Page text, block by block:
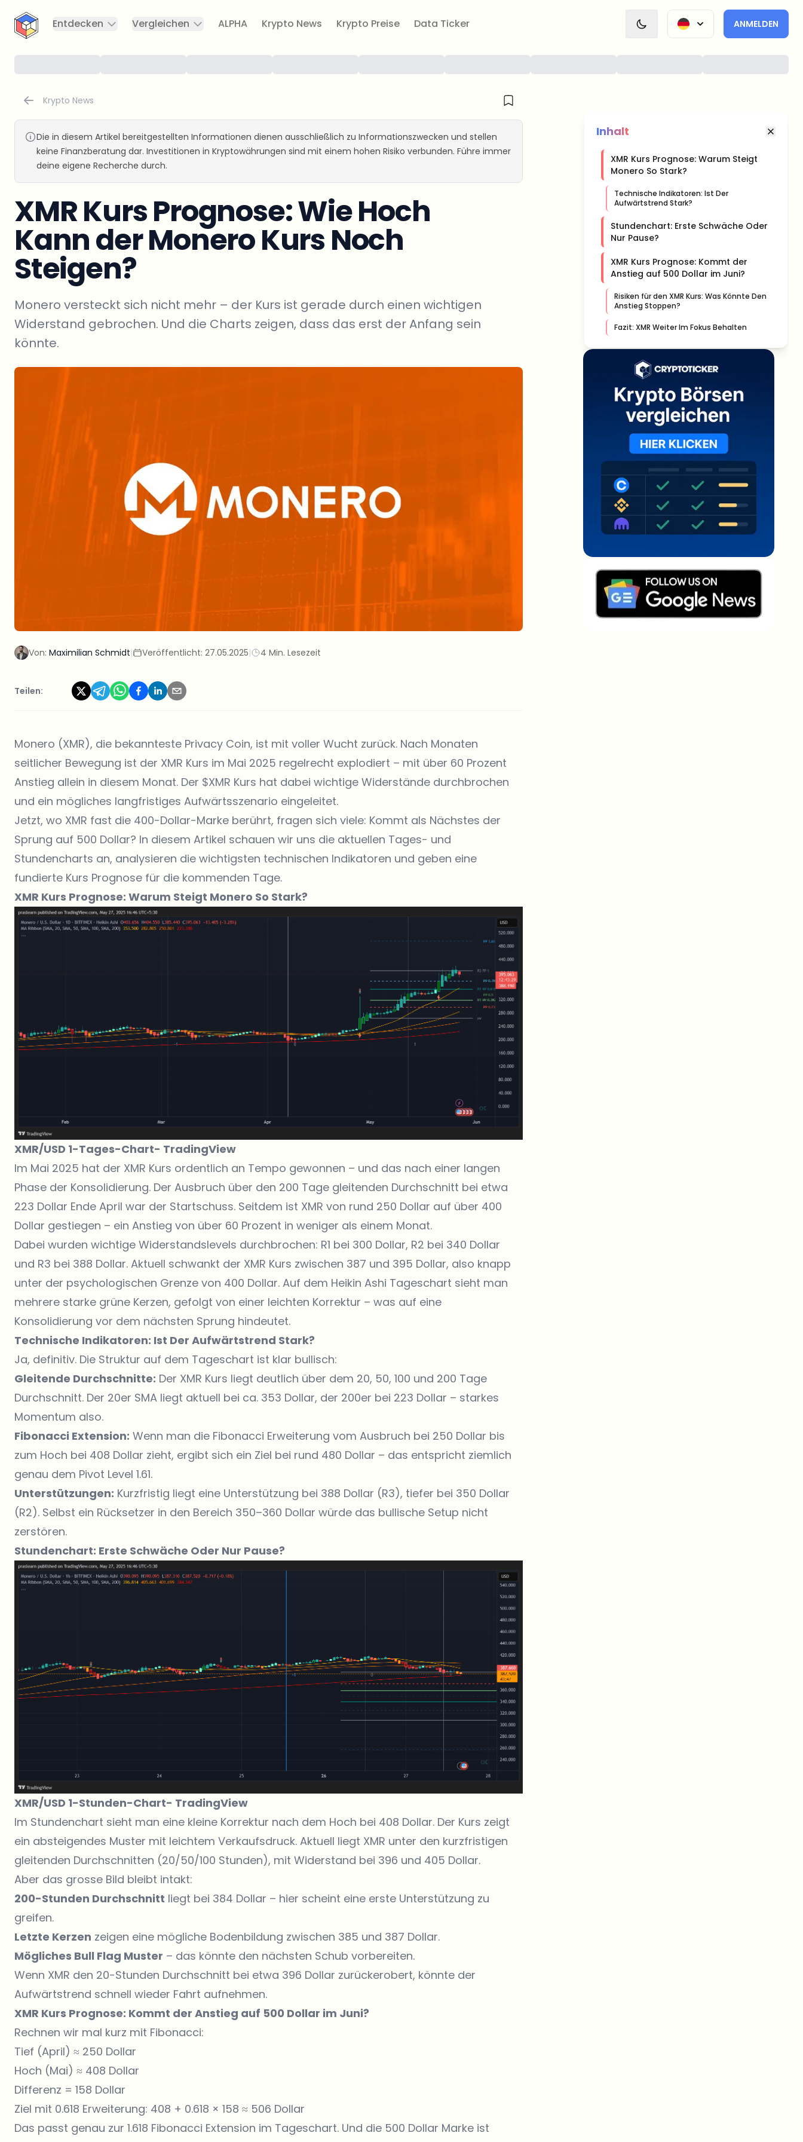
CryptoTicker
Entdecken
Vergleichen ALPHA Krypto News Krypto Preise Data Ticker ANMELDEN
Krypto News
Die in diesem Artikel bereitgestellten Informationen dienen ausschließlich zu Informationszwecken und stellen
keine Finanzberatung dar. Investitionen in Kryptowährungen sind mit einem hohen Risiko verbunden. Führe immer
deine eigene Recherche durch.
XMR Kurs Prognose: Wie Hoch
Kann der Monero Kurs Noch
Steigen?
Monero versteckt sich nicht mehr – der Kurs ist gerade durch einen wichtigen
Widerstand gebrochen. Und die Charts zeigen, dass das erst der Anfang sein
könnte.
Von: Maximilian Schmidt| Veröffentlicht: 27.05.2025| 4 Min. Lesezeit
Teilen:
Inhalt
XMR Kurs Prognose: Warum Steigt
Monero So Stark?
Technische Indikatoren: Ist Der
Aufwärtstrend Stark?
Stundenchart: Erste Schwäche Oder
Nur Pause?
XMR Kurs Prognose: Kommt der
Anstieg auf 500 Dollar im Juni?
Risiken für den XMR Kurs: Was Könnte Den
Anstieg Stoppen?
Fazit: XMR Weiter Im Fokus Behalten
Monero (XMR), die bekannteste Privacy Coin, ist mit voller Wucht zurück. Nach Monaten
seitlicher Bewegung ist der XMR Kurs im Mai 2025 regelrecht explodiert – mit über 60 Prozent
Anstieg allein in diesem Monat. Der $XMR Kurs hat dabei wichtige Widerstände durchbrochen
und ein mögliches langfristiges Aufwärtsszenario eingeleitet.
Jetzt, wo XMR fast die 400-Dollar-Marke berührt, fragen sich viele: Kommt als Nächstes der
Sprung auf 500 Dollar? In diesem Artikel schauen wir uns die aktuellen Tages- und
Stundencharts an, analysieren die wichtigsten technischen Indikatoren und geben eine
fundierte Kurs Prognose für die kommenden Tage.
XMR Kurs Prognose: Warum Steigt Monero So Stark?
XMR/USD 1-Tages-Chart- TradingView
Im Mai 2025 hat der XMR Kurs ordentlich an Tempo gewonnen – und das nach einer langen
Phase der Konsolidierung. Der Ausbruch über den 200 Tage gleitenden Durchschnitt bei etwa
223 Dollar Ende April war der Startschuss. Seitdem ist XMR von rund 250 Dollar auf über 400
Dollar gestiegen – ein Anstieg von über 60 Prozent in weniger als einem Monat.
Dabei wurden wichtige Widerstandslevels durchbrochen: R1 bei 300 Dollar, R2 bei 340 Dollar
und R3 bei 388 Dollar. Aktuell schwankt der XMR Kurs zwischen 387 und 395 Dollar, also knapp
unter der psychologischen Grenze von 400 Dollar. Auf dem Heikin Ashi Tageschart sieht man
mehrere starke grüne Kerzen, gefolgt von einer leichten Korrektur – was auf eine
Konsolidierung vor dem nächsten Sprung hindeutet.
Technische Indikatoren: Ist Der Aufwärtstrend Stark?
Ja, definitiv. Die Struktur auf dem Tageschart ist klar bullisch:
Gleitende Durchschnitte: Der XMR Kurs liegt deutlich über dem 20, 50, 100 und 200 Tage
Durchschnitt. Der 20er SMA liegt aktuell bei ca. 353 Dollar, der 200er bei 223 Dollar – starkes
Momentum also.
Fibonacci Extension: Wenn man die Fibonacci Erweiterung vom Ausbruch bei 250 Dollar bis
zum Hoch bei 408 Dollar zieht, ergibt sich ein Ziel bei rund 480 Dollar – das entspricht ziemlich
genau dem Pivot Level 1.61.
Unterstützungen: Kurzfristig liegt eine Unterstützung bei 388 Dollar (R3), tiefer bei 350 Dollar
(R2). Selbst ein Rücksetzer in den Bereich 350–360 Dollar würde das bullische Setup nicht
zerstören.
Stundenchart: Erste Schwäche Oder Nur Pause?
XMR/USD 1-Stunden-Chart- TradingView
Im Stundenchart sieht man eine kleine Korrektur nach dem Hoch bei 408 Dollar. Der Kurs zeigt
ein absteigendes Muster mit leichtem Verkaufsdruck. Aktuell liegt XMR unter den kurzfristigen
gleitenden Durchschnitten (20/50/100 Stunden), mit Widerstand bei 396 und 405 Dollar.
Aber das grosse Bild bleibt intakt:
200-Stunden Durchschnitt liegt bei 384 Dollar – hier scheint eine erste Unterstützung zu
greifen.
Letzte Kerzen zeigen eine mögliche Bodenbildung zwischen 385 und 387 Dollar.
Mögliches Bull Flag Muster – das könnte den nächsten Schub vorbereiten.
Wenn XMR den 20-Stunden Durchschnitt bei etwa 396 Dollar zurückerobert, könnte der
Aufwärtstrend schnell wieder Fahrt aufnehmen.
XMR Kurs Prognose: Kommt der Anstieg auf 500 Dollar im Juni?
Rechnen wir mal kurz mit Fibonacci:
Tief (April) ≈ 250 Dollar
Hoch (Mai) ≈ 408 Dollar
Differenz = 158 Dollar
Ziel mit 0.618 Erweiterung: 408 + 0.618 × 158 ≈ 506 Dollar
Das passt genau zur 1.618 Fibonacci Extension im Tageschart. Und die 500 Dollar Marke ist